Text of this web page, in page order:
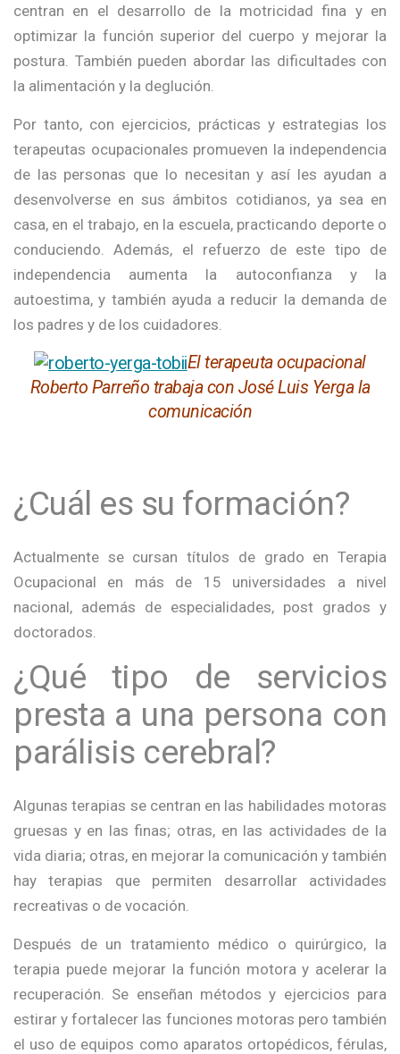
centran en el desarrollo de la motricidad fina y en
optimizar la función superior del cuerpo y mejorar la
postura. También pueden abordar las dificultades con
la alimentación y la deglución.
Por tanto, con ejercicios, prácticas y estrategias los
terapeutas ocupacionales promueven la independencia
de las personas que lo necesitan y así les ayudan a
desenvolverse en sus ámbitos cotidianos, ya sea en
casa, en el trabajo, en la escuela, practicando deporte o
conduciendo. Además, el refuerzo de este tipo de
independencia aumenta la autoconfianza y la
autoestima, y también ayuda a reducir la demanda de
los padres y de los cuidadores.
El terapeuta ocupacional
Roberto Parreño trabaja con José Luis Yerga la
comunicación
¿Cuál es su formación?
Actualmente se cursan títulos de grado en Terapia
Ocupacional en más de 15 universidades a nivel
nacional, además de especialidades, post grados y
doctorados.
¿Qué tipo de servicios
presta a una persona con
parálisis cerebral?
Algunas terapias se centran en las habilidades motoras
gruesas y en las finas; otras, en las actividades de la
vida diaria; otras, en mejorar la comunicación y también
hay terapias que permiten desarrollar actividades
recreativas o de vocación.
Después de un tratamiento médico o quirúrgico, la
terapia puede mejorar la función motora y acelerar la
recuperación. Se enseñan métodos y ejercicios para
estirar y fortalecer las funciones motoras pero también
el uso de equipos como aparatos ortopédicos, férulas,